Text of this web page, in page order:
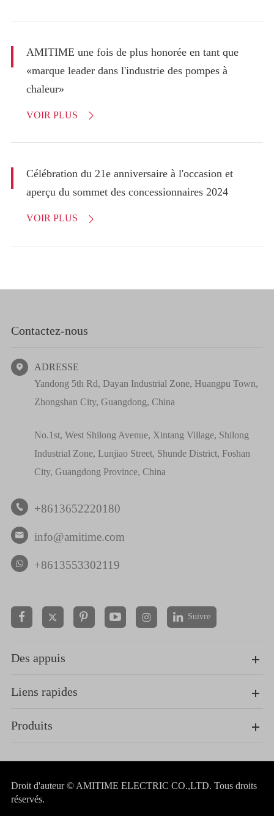
AMITIME une fois de plus honorée en tant que
«marque leader dans l'industrie des pompes à
chaleur»
VOIR PLUS 
Célébration du 21e anniversaire à l'occasion et
aperçu du sommet des concessionnaires 2024
VOIR PLUS 
Contactez-nous

ADRESSE
Yandong 5th Rd, Dayan Industrial Zone, Huangpu Town,
Zhongshan City, Guangdong, China
No.1st, West Shilong Avenue, Xintang Village, Shilong
Industrial Zone, Lunjiao Street, Shunde District, Foshan
City, Guangdong Province, China
 +8613652220180
 info@amitime.com
+8613553302119
  Suivre
Des appuis
Liens rapides
Produits
Droit d'auteur © AMITIME ELECTRIC CO.,LTD. Tous droits
réservés.